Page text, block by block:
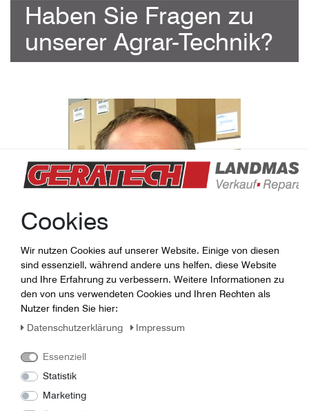
Haben Sie Fragen zu
unserer Agrar-Technik?
0365-7307014
Cookies
Wir nutzen Cookies auf unserer Website. Einige von diesen
sind essenziell, während andere uns helfen, diese Website
und Ihre Erfahrung zu verbessern. Weitere Informationen zu
den von uns verwendeten Cookies und Ihren Rechten als
Nutzer finden Sie hier:
Daten­schutz­erklärung
Impressum
Essenziell
Statistik
Marketing